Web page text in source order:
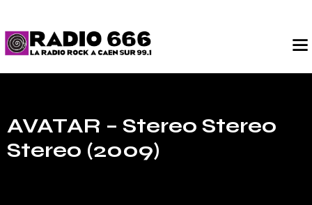
AVATAR – Stereo Stereo
Stereo (2009)